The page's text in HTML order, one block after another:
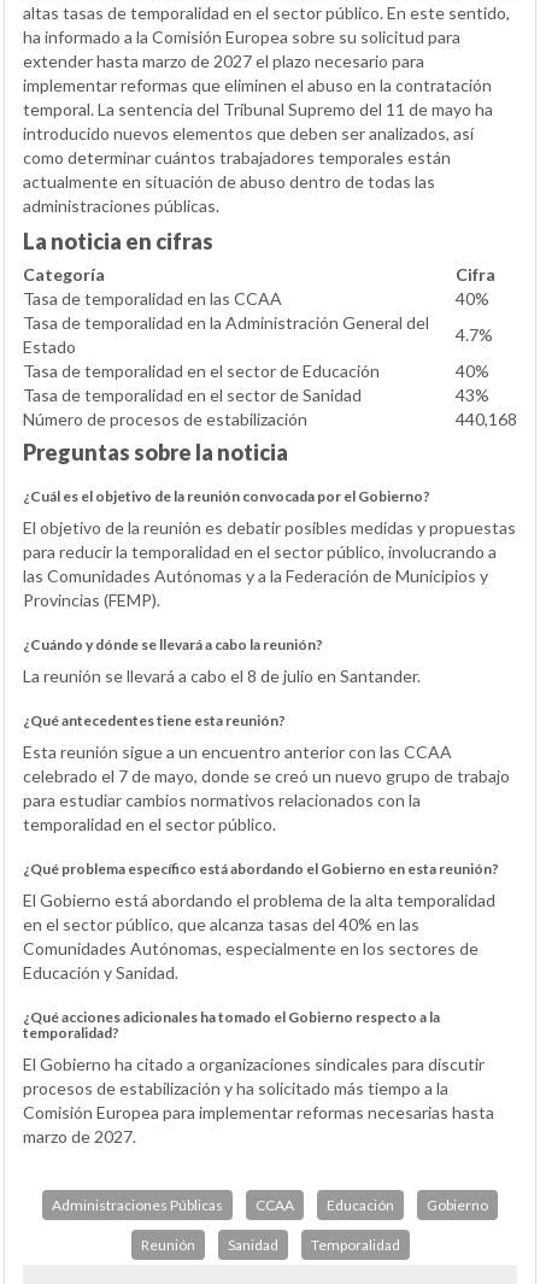
altas tasas de temporalidad en el sector público. En este sentido,
ha informado a la Comisión Europea sobre su solicitud para
extender hasta marzo de 2027 el plazo necesario para
implementar reformas que eliminen el abuso en la contratación
temporal. La sentencia del Tribunal Supremo del 11 de mayo ha
introducido nuevos elementos que deben ser analizados, así
como determinar cuántos trabajadores temporales están
actualmente en situación de abuso dentro de todas las
administraciones públicas.
La noticia en cifras
Categoría
Cifra
Tasa de temporalidad en las CCAA
40%
Tasa de temporalidad en la Administración General del
Estado
4.7%
Tasa de temporalidad en el sector de Educación
40%
Tasa de temporalidad en el sector de Sanidad
43%
Número de procesos de estabilización
440,168
Preguntas sobre la noticia
¿Cuál es el objetivo de la reunión convocada por el Gobierno?
El objetivo de la reunión es debatir posibles medidas y propuestas
para reducir la temporalidad en el sector público, involucrando a
las Comunidades Autónomas y a la Federación de Municipios y
Provincias (FEMP).
¿Cuándo y dónde se llevará a cabo la reunión?
La reunión se llevará a cabo el 8 de julio en Santander.
¿Qué antecedentes tiene esta reunión?
Esta reunión sigue a un encuentro anterior con las CCAA
celebrado el 7 de mayo, donde se creó un nuevo grupo de trabajo
para estudiar cambios normativos relacionados con la
temporalidad en el sector público.
¿Qué problema específico está abordando el Gobierno en esta reunión?
El Gobierno está abordando el problema de la alta temporalidad
en el sector público, que alcanza tasas del 40% en las
Comunidades Autónomas, especialmente en los sectores de
Educación y Sanidad.
¿Qué acciones adicionales ha tomado el Gobierno respecto a la
temporalidad?
El Gobierno ha citado a organizaciones sindicales para discutir
procesos de estabilización y ha solicitado más tiempo a la
Comisión Europea para implementar reformas necesarias hasta
marzo de 2027.
Administraciones Públicas CCAA Educación Gobierno
Reunión Sanidad Temporalidad